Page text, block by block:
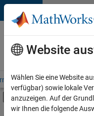
Weiter zum Inhalt
Karriere
bei
MathWorks
– Übersicht
Umschaltung
Hauptinhalt
Website
Wählen Sie eine Website
verfügbar) sowie lokale
anzuzeigen. Auf der
wir Ihnen die folgende